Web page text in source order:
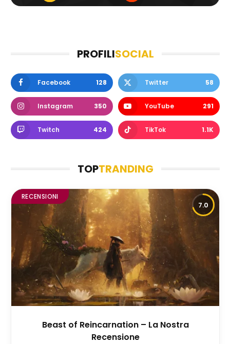
PROFILISOCIAL
Facebook 128 Twitter 58
Instagram 350 YouTube 291
Twitch 424 TikTok 1.1K
TOPTRANDING
7.0
RECENSIONI
Beast of Reincarnation – La Nostra
Recensione